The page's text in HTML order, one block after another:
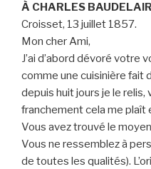
À CHARLES
Croisset, 13 juillet 1857.
Mon cher Ami,
J’ai d’abord dévoré votre
comme une cuisinière fait
depuis huit jours je le
franchement cela me plaît
Vous avez trouvé le
Vous ne ressemblez à
de toutes les qualités).